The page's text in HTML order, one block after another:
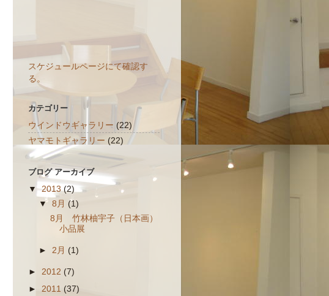
スケジュールページにて確認す
る。
カテゴリー
ウインドウギャラリー (22)
ヤマモトギャラリー (22)
ブログ アーカイブ
▼ 2013(2)
▼8月(1)
8月 竹林柚宇子（日本画）
小品展
► 2月 (1)
► 2012 (7)
► 2011 (37)